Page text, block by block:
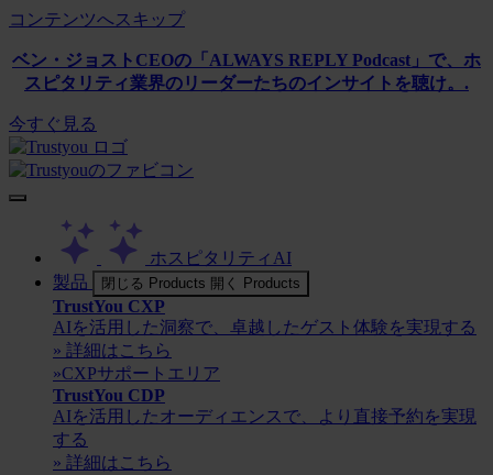
コンテンツへスキップ
ベン・ジョストCEOの「ALWAYS REPLY Podcast」で、ホ
スピタリティ業界のリーダーたちのインサイトを聴け。.
今すぐ見る
ホスピタリティAI
製品
閉じる Products 開く Products
TrustYou CXP
AIを活用した洞察で、卓越したゲスト体験を実現する
» 詳細はこちら
»CXPサポートエリア
TrustYou CDP
AIを活用したオーディエンスで、より直接予約を実現
する
» 詳細はこちら